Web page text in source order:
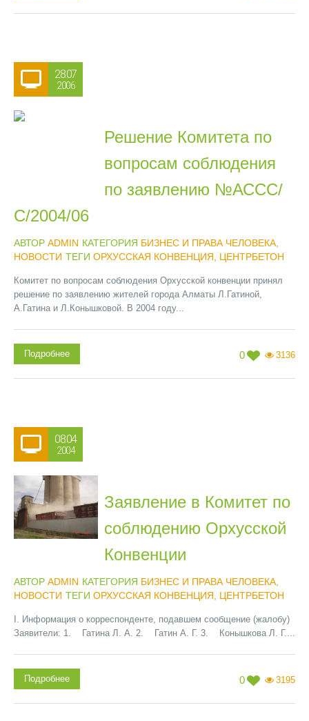
28.07
2006
Решение Комитета по
вопросам соблюдения
по заявлению №АССС/
С/2004/06
АВТОР ADMIN КАТЕГОРИЯ БИЗНЕС И ПРАВА ЧЕЛОВЕКА
НОВОСТИ ТЕГИ ОРХУССКАЯ КОНВЕНЦИЯ ЦЕНТРБЕТОН
Комитет по вопросам соблюдения Орхусской конвенции принял
решение по заявлению жителей города Алматы Л.Гатиной,
А.Гатина и Л.Конышковой. В 2004 году...
0 3136
Подробнее
08.04
2004
Заявление в Комитет по
соблюдению Орхусской
Конвенции
АВТОР ADMIN КАТЕГОРИЯ БИЗНЕС И ПРАВА ЧЕЛОВЕКА
НОВОСТИ ТЕГИ ОРХУССКАЯ КОНВЕНЦИЯ ЦЕНТРБЕТОН
I. Информация о корреспонденте, подавшем сообщение (жалобу)
Заявители: 1. Гатина Л. А. 2. Гатин А. Г. 3. Конышкова Л. Г....
0 3195
Подробнее